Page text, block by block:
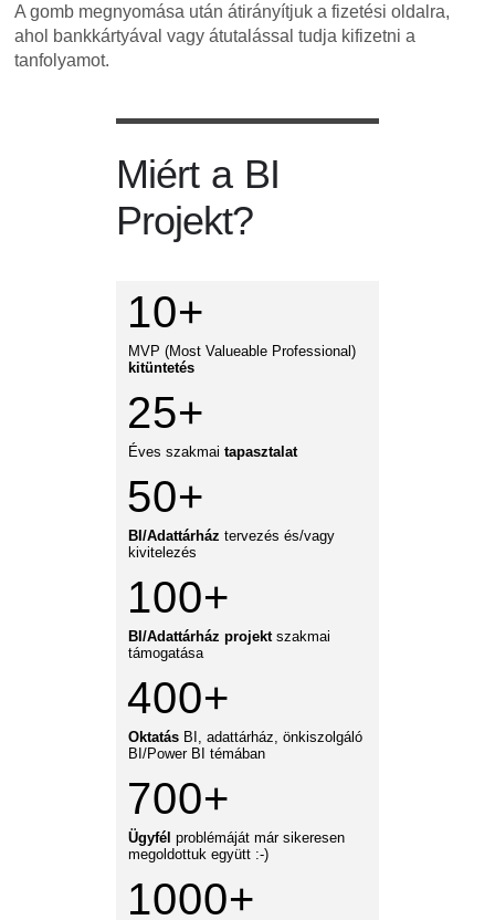
A gomb megnyomása után átirányítjuk a fizetési oldalra,
ahol bankkártyával vagy átutalással tudja kifizetni a
tanfolyamot.
Miért a BI
Projekt?
10+
MVP (Most Valueable Professional)
kitüntetés
25+
Éves szakmai tapasztalat
50+
BI/Adattárház tervezés és/vagy
kivitelezés
100+
BI/Adattárház projekt szakmai
támogatása
400+
OktatásBI, adattárház, önkiszolgáló
BI/Power BI témában
700+
Ügyfél problémáját már sikeresen
megoldottuk együtt :-)
1000+